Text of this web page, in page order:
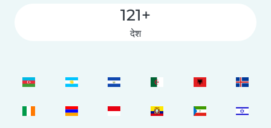
121+
देश